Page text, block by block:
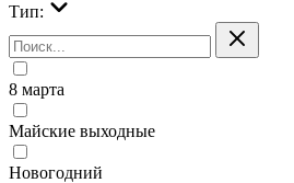
Тип:
8 марта
Майские выходные
Новогодний